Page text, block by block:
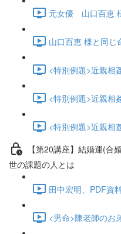
元女優 山口百恵
山口百恵 様と同じ
<特別例題>近親相
<特別例題>近親相
<特別例題>近親相
【第20講座】結婚運(
世の課題の人とは
田中宏明、PDF資
<男命>陳老師のお